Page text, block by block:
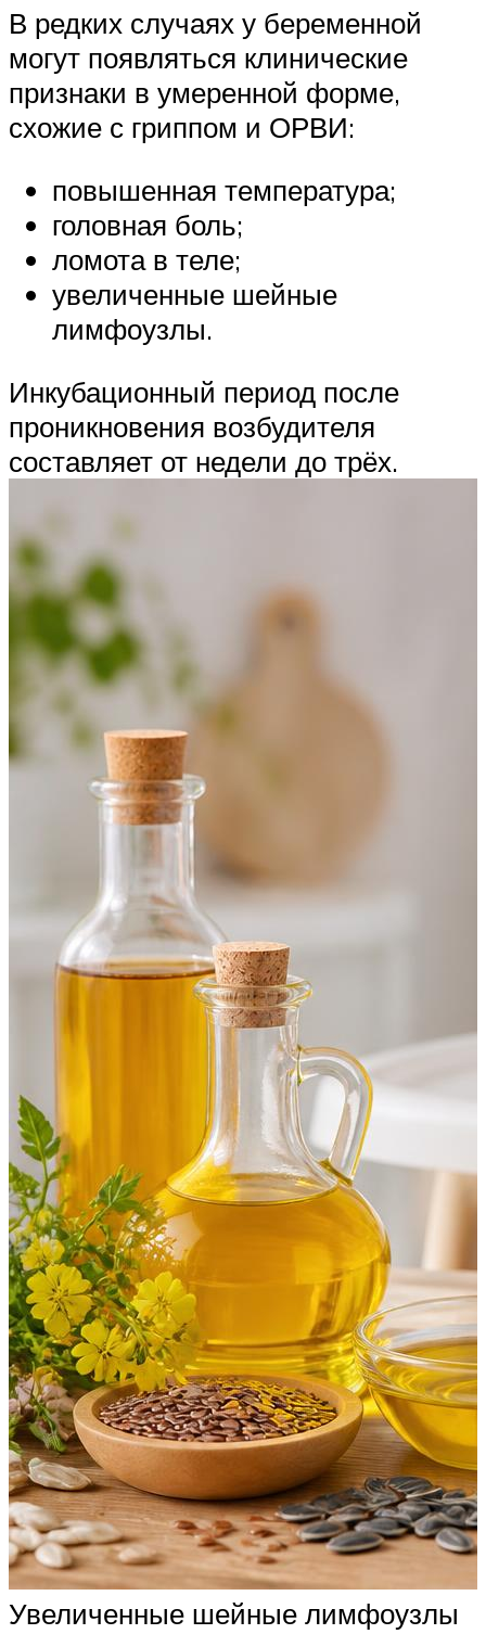
В редких случаях у беременной
могут появляться клинические
признаки в умеренной форме,
схожие с гриппом и ОРВИ:
повышенная температура;
головная боль;
ломота в теле;
увеличенные шейные
лимфоузлы.
Инкубационный период после
проникновения возбудителя
составляет от недели до трёх.
Увеличенные шейные лимфоузлы